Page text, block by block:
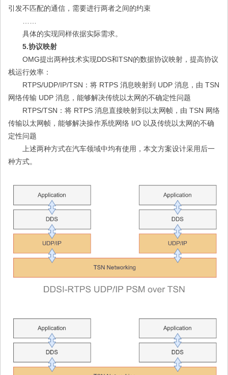
引发不匹配的通信，需要进行两者之间的约束
具体的实现同样依据实际需求。
5.协议映射
OMG提出两种技术实现DDS和TSN的数据协议映射，提高协议
栈运行效率：
RTPS/UDP/IP/TSN：将 RTPS 消息映射到 UDP 消息，由 TSN
网络传输 UDP 消息，能够解决传统以太网的不确定性问题
RTPS/TSN：将 RTPS 消息直接映射到以太网帧，由 TSN 网络
传输以太网帧，能够解决操作系统网络 I/O 以及传统以太网的不确
定性问题
上述两种方式在汽车领域中均有使用，本文方案设计采用后一
种方式。